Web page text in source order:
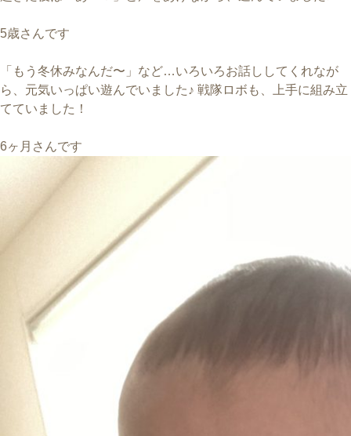
5歳さんです
「もう冬休みなんだ〜」など…いろいろお話ししてくれなが
ら、元気いっぱい遊んでいました♪ 戦隊ロボも、上手に組み立
てていました！
6ヶ月さんです